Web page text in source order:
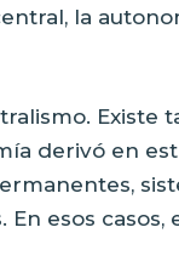
la
Existe
derivó en
esos casos,